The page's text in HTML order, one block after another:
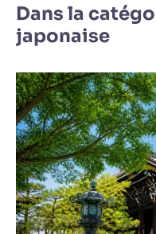
Dans la
japonaise